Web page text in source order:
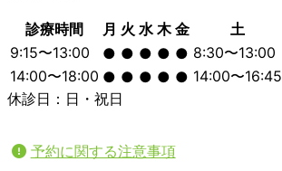
診療時間 月 火 水 木 金 土
9:15〜13:00
● ● ● ● ● 8:30〜13:00
14:00〜18:00 ● ● ● ● ● 14:00〜16:45
休診日：日・祝日
予約に関する注意事項